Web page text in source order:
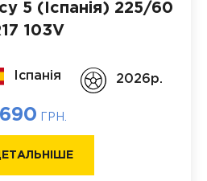
5 (Іспанія) 225/60
103V
Іспанія 2026p.
ГРН.